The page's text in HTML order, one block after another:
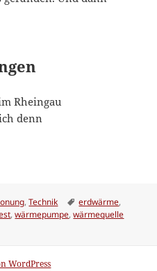
Rheingau
denn
,Technik Schlagwörter
erdwärme,
,wärmepumpe,wärmequelle
Wärmepumpe;
WordPress